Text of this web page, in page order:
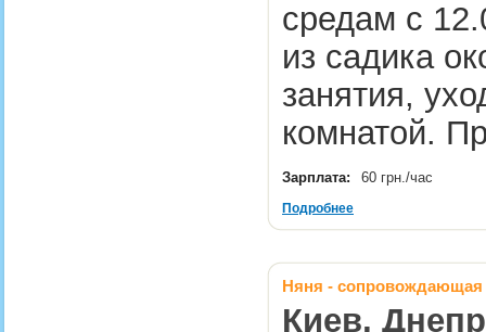
средам с
из садика
занятия,
комнатой.
Зарплата: 60 грн./час
Подробнее
Няня - сопровождающая
Киев,